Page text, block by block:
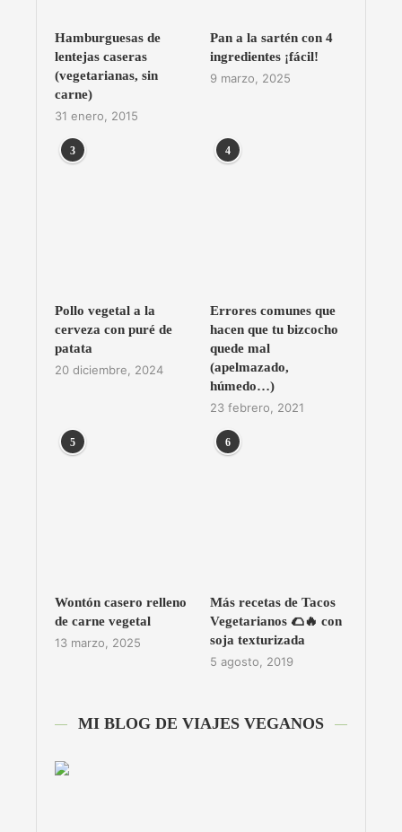
Hamburguesas de
lentejas caseras
(vegetarianas, sin
carne)
31 enero, 2015
Pan a la sartén con 4
ingredientes ¡fácil!
9 marzo, 2025
3
Pollo vegetal a la
cerveza con puré de
patata
20 diciembre, 2024
4
Errores comunes que
hacen que tu bizcocho
quede mal
(apelmazado,
húmedo…)
23 febrero, 2021
5
Wontón casero relleno
de carne vegetal
13 marzo, 2025
6
Más recetas de Tacos
Vegetarianos 🌮🔥 con
soja texturizada
5 agosto, 2019
MI BLOG DE VIAJES VEGANOS